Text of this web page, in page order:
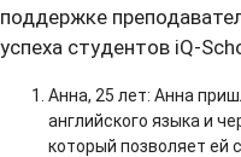
поддержке
успеха студентов iQ-
Анна, 25 лет: Анна
английского языка и
который позволяет ей